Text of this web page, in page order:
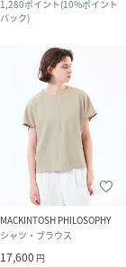
1,280ポイント(10%ポイント
バック)
MACKINTOSH PHILOSOPHY
シャツ・ブラウス
17,600 円